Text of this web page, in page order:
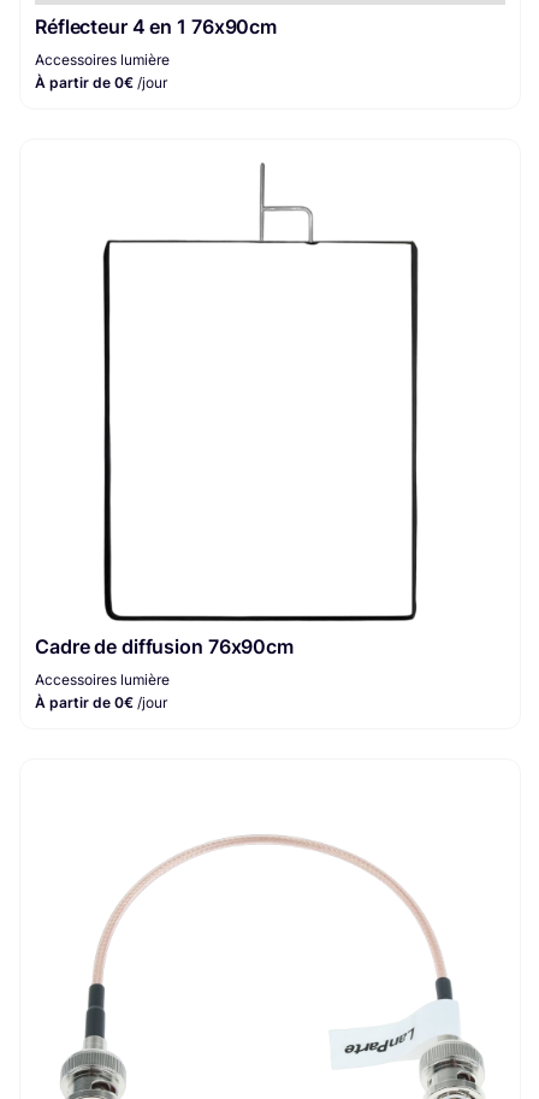
Réflecteur 4 en 1 76x90cm
Accessoires lumière
À partir de 0€ /jour
Cadre de diffusion 76x90cm
Accessoires lumière
À partir de 0€ /jour